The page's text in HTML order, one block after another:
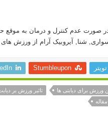
در صورت عدم کنترل و درمان به موقع
شنا, آیروبیک آرام از ورزش
تویتر Stumbleupon
ورزش برای دیابتی ها تاثیر ورزش بر